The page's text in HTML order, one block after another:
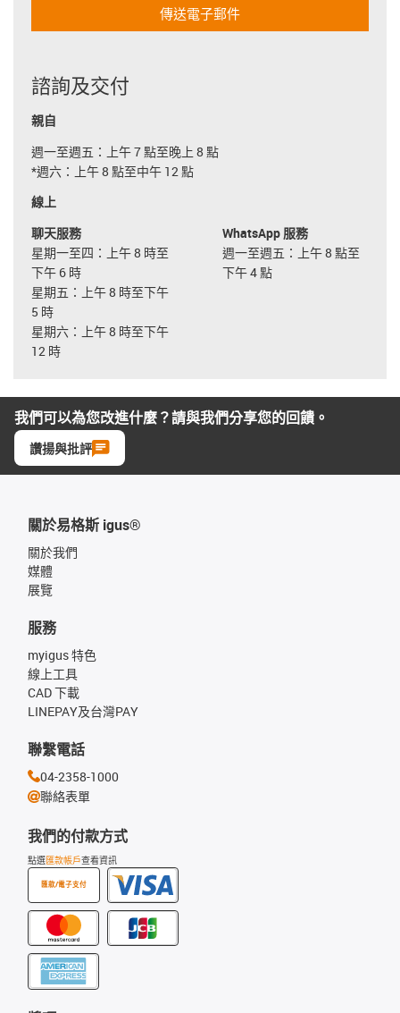
傳送電子郵件
諮詢及交付
親自
週一至週五：上午 7 點至晚上 8 點
*週六：上午 8 點至中午 12 點
線上
聊天服務
星期一至四：上午 8 時至
下午 6 時
星期五：上午 8 時至下午
5 時
星期六：上午 8 時至下午
12 時
WhatsApp 服務
週一至週五：上午 8 點至
下午 4 點
我們可以為您改進什麼？請與我們分享您的回饋。
讚揚與批評
關於易格斯 igus®
關於我們
媒體
展覽
我們的付款方式
點選匯款帳戶查看資訊
匯款/電子支付
服務
myigus 特色
線上工具
CAD 下載
LINEPAY及台灣PAY
聯繫電話
04-2358-1000
聯絡表單